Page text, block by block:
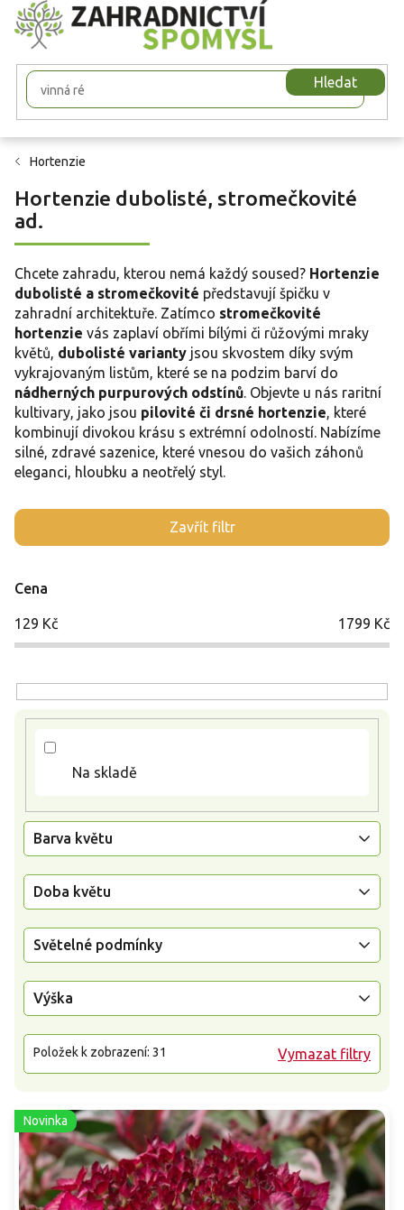
Přejít
na
obsah
Hledat
Hortenzie
Hortenzie dubolisté, stromečkovité
ad.
Chcete zahradu, kterou nemá každý soused? Hortenzie
dubolisté a stromečkovité představují špičku v
zahradní architektuře. Zatímco stromečkovité
hortenzie vás zaplaví obřími bílými či růžovými mraky
květů, dubolisté varianty jsou skvostem díky svým
vykrajovaným listům, které se na podzim barví do
nádherných purpurových odstínů . Objevte u nás raritní
kultivary, jako jsou pilovité či drsné hortenzie , které
kombinují divokou krásu s extrémní odolností. Nabízíme
silné, zdravé sazenice, které vnesou do vašich záhonů
eleganci, hloubku a neotřelý styl.
Zavřít filtr
Cena
129 Kč 1799 Kč
Na skladě
Barva květu
Doba květu
Světelné podmínky
Výška
Vymazat filtry
Položek k zobrazení: 31
V
ý
s
p
u
Novinka